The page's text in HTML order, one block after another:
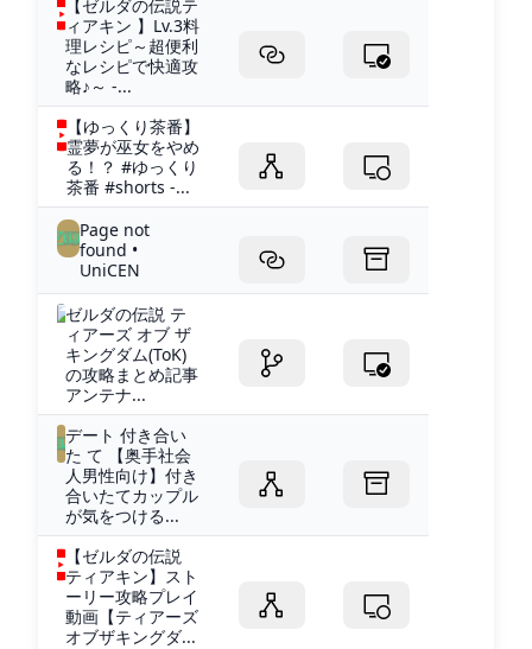
【ゼルダの伝説テ
ィアキン 】Lv.3料
理レシピ～超便利
なレシピで快適攻
略♪～ -...
【ゆっくり茶番】
霊夢が巫女をやめ
る！？ #ゆっくり
茶番 #shorts -...
Page not
found •
UniCEN
ゼルダの伝説 テ
ィアーズ オブ ザ
キングダム(ToK)
の攻略まとめ記事
アンテナ...
デート 付き合い
た て 【奥手社会
人男性向け】付き
合いたてカップル
が気をつける...
【ゼルダの伝説
ティアキン】スト
ーリー攻略プレイ
動画【ティアーズ
オブザキングダ...